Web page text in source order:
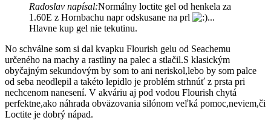
Radoslav napísal:Normálny loctite gel od henkela za
1.60E z Hornbachu napr odskusane na prl
...
Hlavne kup gel nie tekutinu.
No schválne som si dal kvapku Flourish gelu od Seachemu
určeného na machy a rastliny na palec a stlačil.S klasickým
obyčajným sekundovým by som to ani neriskol,lebo by som palce
od seba neodlepil a takéto lepidlo je problém strhnúť z prsta pri
nechcenom nanesení. V akváriu aj pod vodou Flourish chytá
perfektne,ako náhrada obväzovania silónom veľká pomoc,neviem,či
Loctite je dobrý nápad.